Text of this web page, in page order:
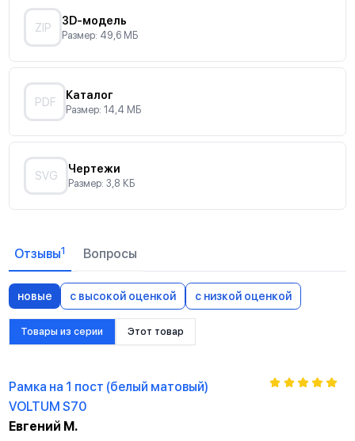
ZIP
3D-модель
Размер: 49,6 МБ
PDF
Каталог
Размер: 14,4 МБ
SVG
Чертежи
Размер: 3,8 КБ
Отзывы1 Вопросы
новые с высокой оценкой с низкой оценкой
Товары из серии Этот товар
Рамка на 1 пост (белый матовый)
VOLTUM S70
Евгений М.